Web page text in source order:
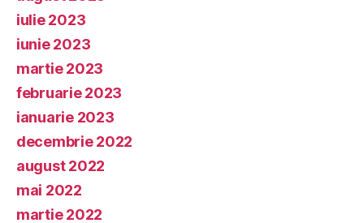
iulie 2023
iunie 2023
martie 2023
februarie 2023
ianuarie 2023
decembrie 2022
august 2022
mai 2022
martie 2022